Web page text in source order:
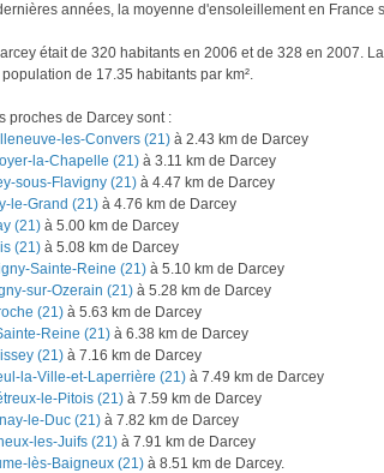
années, la moyenne d'ensoleillement en France
était de 320 habitants en 2006 et de 328 en 2007.
de 17.35 habitants par km².
proches de Darcey sont :
les-Convers (21) à 2.43 km de Darcey
la-Chapelle (21) à 3.11 km de Darcey
sous-Flavigny (21) à 4.47 km de Darcey
le-Grand (21) à 4.76 km de Darcey
(21) à 5.00 km de Darcey
(21) à 5.08 km de Darcey
Sainte-Reine (21) à 5.10 km de Darcey
sur-Ozerain (21) à 5.28 km de Darcey
(21) à 5.63 km de Darcey
Reine (21) à 6.38 km de Darcey
(21) à 7.16 km de Darcey
la-Ville-et-Laperrière (21) à 7.49 km de Darcey
le-Pitois (21) à 7.59 km de Darcey
le-Duc (21) à 7.82 km de Darcey
les-Juifs (21) à 7.91 km de Darcey
lès-Baigneux (21) à 8.51 km de Darcey.